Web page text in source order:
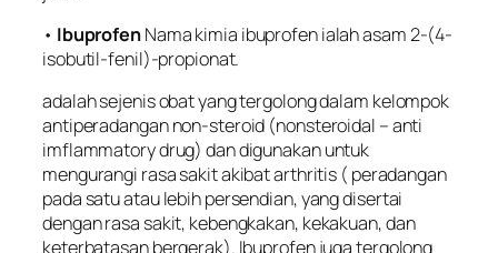
• IbuprofenNama kimia ibuprofen ialah asam 2-(4-
isobutil-fenil)-propionat.
adalah sejenis obat yang tergolong dalam kelompok
antiperadangan non-steroid (nonsteroidal – anti
imflammatory drug) dan digunakan untuk
mengurangi rasa sakit akibat arthritis ( peradangan
pada satu atau lebih persendian, yang disertai
dengan rasa sakit, kebengkakan, kekakuan, dan
keterbatasan bergerak). Ibuprofen juga tergolong